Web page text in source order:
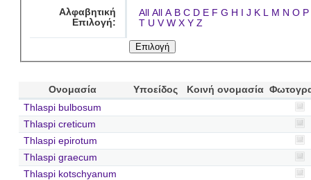
Αλφαβητική
Επιλογή:
All All A B C D E F G H I J K L M N O P
T U V W X Y Z
Ονομασία Υποείδος Κοινή ονομασία
Thlaspi bulbosum
Thlaspi creticum
Thlaspi epirotum
Thlaspi graecum
Thlaspi kotschyanum